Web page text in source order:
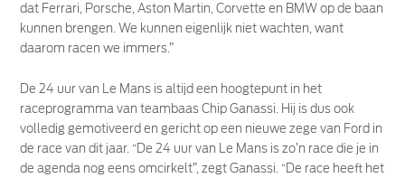
dat Ferrari, Porsche, Aston Martin, Corvette en BMW op de baan
kunnen brengen. We kunnen eigenlijk niet wachten, want
daarom racen we immers.”
De 24 uur van Le Mans is altijd een hoogtepunt in het
raceprogramma van teambaas Chip Ganassi. Hij is dus ook
volledig gemotiveerd en gericht op een nieuwe zege van Ford in
de race van dit jaar. “De 24 uur van Le Mans is zo’n race die je in
de agenda nog eens omcirkelt”, zegt Ganassi. “De race heeft het